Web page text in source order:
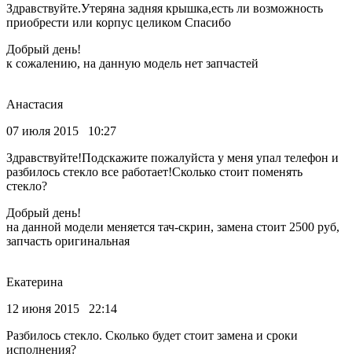
Здравствуйте.Утеряна задняя крышка,есть ли возможность
приобрести или корпус целиком Спасибо
Добрый день!
к сожалению, на данную модель нет запчастей
Анастасия
07 июля 2015 10:27
Здравствуйте!Подскажите пожалуйста у меня упал телефон и
разбилось стекло все работает!Сколько стоит поменять
стекло?
Добрый день!
на данной модели меняется тач-скрин, замена стоит 2500 руб,
запчасть оригинальная
Екатерина
12 июня 2015 22:14
Разбилось стекло. Сколько будет стоит замена и сроки
исполнения?